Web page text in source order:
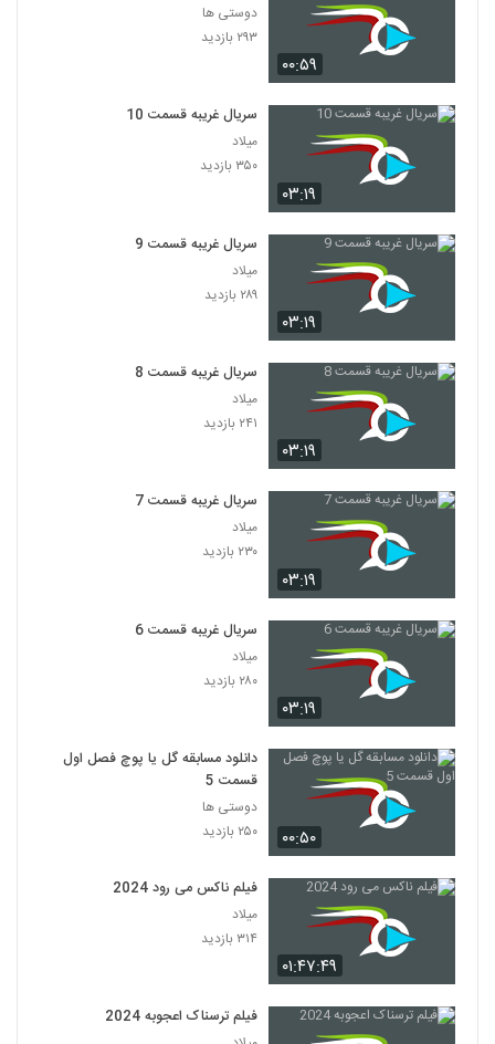
۰۰:۵۹
دوستی ها
۲۹۳ بازدید
۰۳:۱۹
سریال غریبه قسمت 10
میلاد
۳۵۰ بازدید
۰۳:۱۹
سریال غریبه قسمت 9
میلاد
۲۸۹ بازدید
۰۳:۱۹
سریال غریبه قسمت 8
میلاد
۲۴۱ بازدید
۰۳:۱۹
سریال غریبه قسمت 7
میلاد
۲۳۰ بازدید
۰۳:۱۹
سریال غریبه قسمت 6
میلاد
۲۸۰ بازدید
۰۰:۵۰
دانلود مسابقه گل یا پوچ فصل اول
قسمت 5
دوستی ها
۲۵۰ بازدید
۰۱:۴۷:۴۹
فیلم ناکس می رود 2024
میلاد
۳۱۴ بازدید
فیلم ترسناک اعجوبه 2024